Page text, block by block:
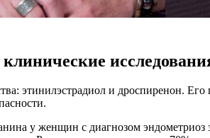
и дроспиренон. Его
у женщин с диагнозом эндометриоз